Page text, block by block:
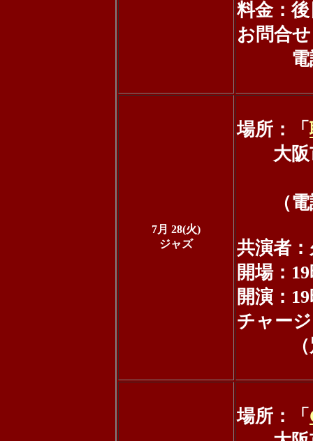
料金：
お問合
電話
7月 28(火)
ジャズ
場所：「
大阪市
（電話
共演者
開場：
開演：
チャー
（別
場所：「